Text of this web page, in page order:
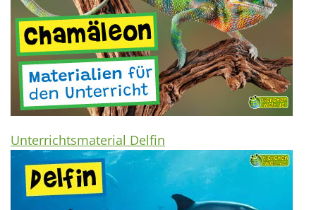
Unterrichtsmaterial Delfin